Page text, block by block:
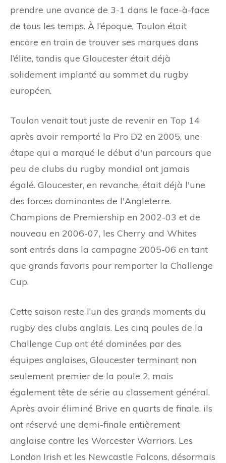
prendre une avance de 3-1 dans le face-à-face
de tous les temps. À l’époque, Toulon était
encore en train de trouver ses marques dans
l’élite, tandis que Gloucester était déjà
solidement implanté au sommet du rugby
européen.
Toulon venait tout juste de revenir en Top 14
après avoir remporté la Pro D2 en 2005, une
étape qui a marqué le début d'un parcours que
peu de clubs du rugby mondial ont jamais
égalé. Gloucester, en revanche, était déjà l'une
des forces dominantes de l'Angleterre.
Champions de Premiership en 2002-03 et de
nouveau en 2006-07, les Cherry and Whites
sont entrés dans la campagne 2005-06 en tant
que grands favoris pour remporter la Challenge
Cup.
Cette saison reste l’un des grands moments du
rugby des clubs anglais. Les cinq poules de la
Challenge Cup ont été dominées par des
équipes anglaises, Gloucester terminant non
seulement premier de la poule 2, mais
également tête de série au classement général.
Après avoir éliminé Brive en quarts de finale, ils
ont réservé une demi-finale entièrement
anglaise contre les Worcester Warriors. Les
London Irish et les Newcastle Falcons, désormais